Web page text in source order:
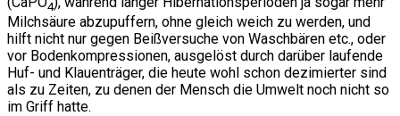
4
Milchsäure abzupuffern, ohne gleich weich zu werden, und
hilft nicht nur gegen Beißversuche von Waschbären etc., oder
vor Bodenkompressionen, ausgelöst durch darüber laufende
Huf- und Klauenträger, die heute wohl schon dezimierter sind
als zu Zeiten, zu denen der Mensch die Umwelt noch nicht so
im Griff hatte.